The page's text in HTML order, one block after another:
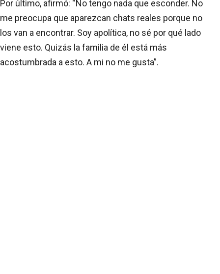
Por último, afirmó: “No tengo nada que esconder. No
me preocupa que aparezcan chats reales porque no
los van a encontrar. Soy apolítica, no sé por qué lado
viene esto. Quizás la familia de él está más
acostumbrada a esto. A mi no me gusta”.